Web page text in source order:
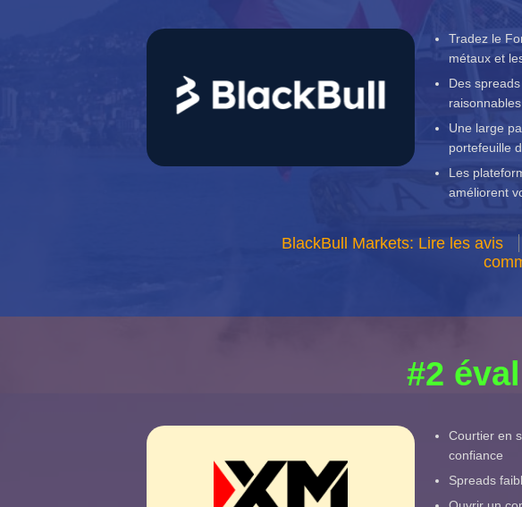
Tradez le
métaux et
Des
Une large
portefeuille
Les
améliorent
BlackBull Markets: Lire les avis
#2
Courtier en
confiance
Spreads